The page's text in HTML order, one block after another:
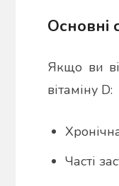
Основні
Якщо ви
вітаміну D:
Часті